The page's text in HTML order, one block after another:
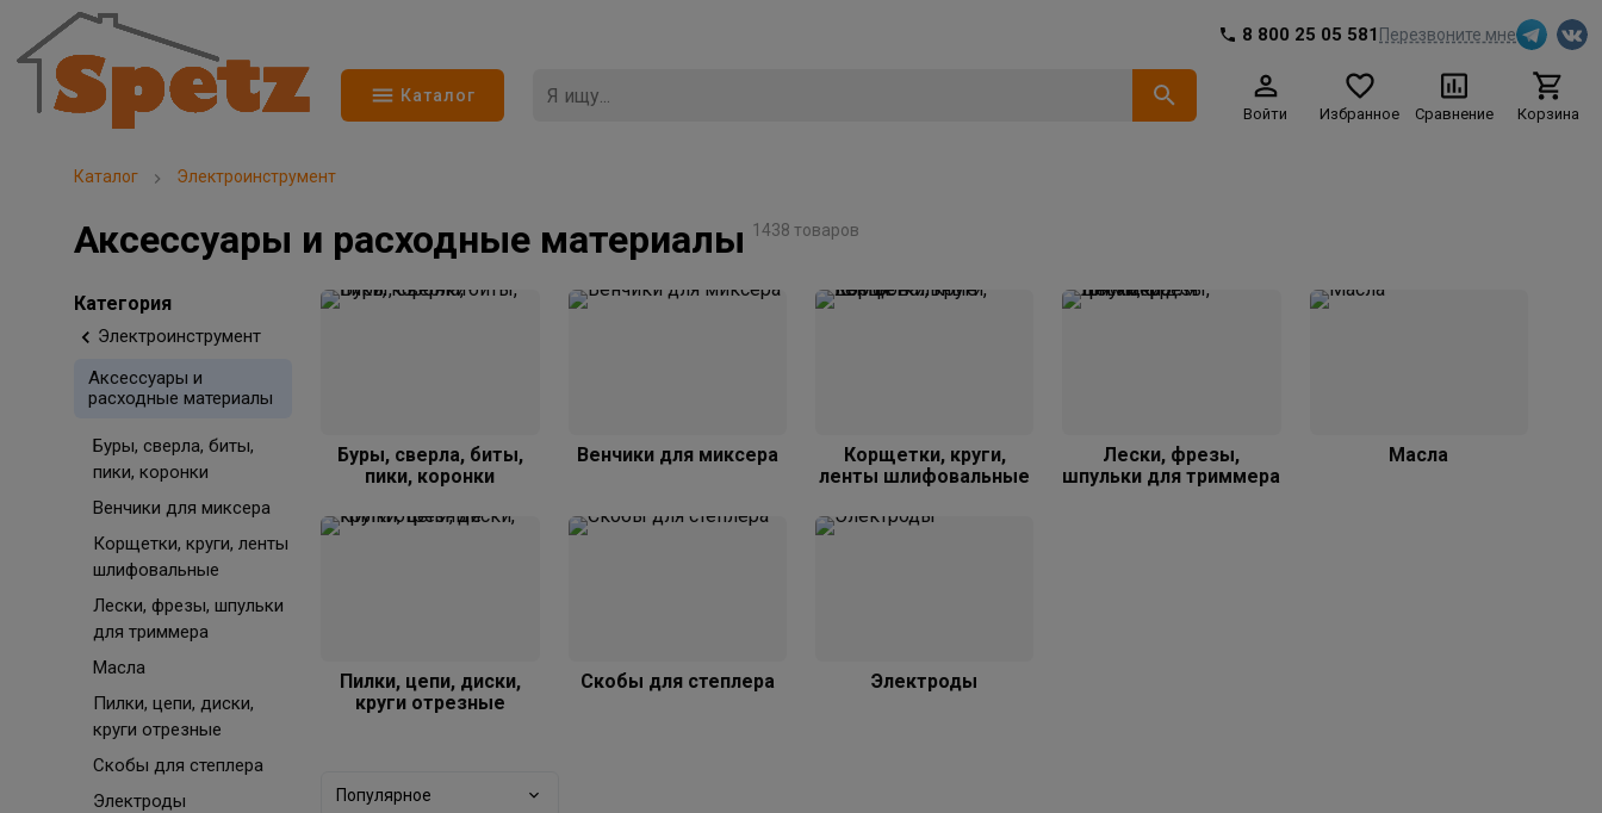
8 800 25 05 581 Перезвоните мне
Каталог
Войти Избранное Сравнение Корзина
Каталог Электроинструмент
Аксессуары и расходные материалы 1438 товаров
Категория
Электроинструмент
Аксессуары и
расходные материалы
Буры, сверла, биты,
пики, коронки
Венчики для миксера
Корщетки, круги, ленты
шлифовальные
Лески, фрезы, шпульки
для триммера
Масла
Пилки, цепи, диски,
круги отрезные
Скобы для степлера
Электроды
Буры, сверла, биты,
пики, коронки
Венчики для миксера
Корщетки, круги,
ленты шлифовальные
Лески, фрезы,
шпульки для триммера
Масла
Пилки, цепи, диски,
круги отрезные
Скобы для степлера Электроды
Популярное